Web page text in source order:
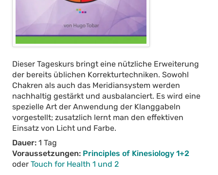
Dieser Tageskurs bringt eine nützliche Erweiterung
der bereits üblichen Korrekturtechniken. Sowohl
Chakren als auch das Meridiansystem werden
nachhaltig gestärkt und ausbalanciert. Es wird eine
spezielle Art der Anwendung der Klanggabeln
vorgestellt; zusatzlich lernt man den effektiven
Einsatz von Licht und Farbe.
Dauer:1 Tag
Voraussetzungen: Principles of Kinesiology 1+2
oder Touch for Health 1 und 2